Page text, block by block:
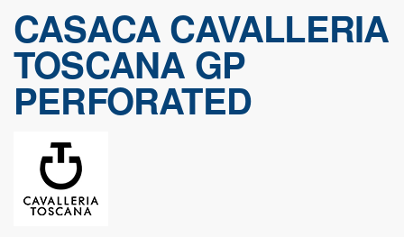
CASACA CAVALLERIA
TOSCANA GP
PERFORATED